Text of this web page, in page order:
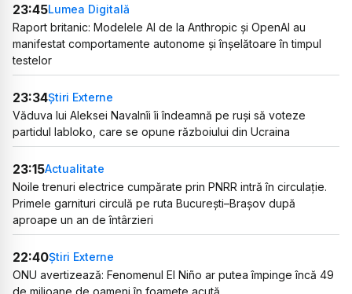
23:45Lumea Digitală
Raport britanic: Modelele AI de la Anthropic și OpenAI au
manifestat comportamente autonome și înșelătoare în timpul
testelor
23:34Știri Externe
Văduva lui Aleksei Navalnîi îi îndeamnă pe ruși să voteze
partidul Iabloko, care se opune războiului din Ucraina
23:15Actualitate
Noile trenuri electrice cumpărate prin PNRR intră în circulație.
Primele garnituri circulă pe ruta București–Brașov după
aproape un an de întârzieri
22:40Știri Externe
ONU avertizează: Fenomenul El Niño ar putea împinge încă 49
de milioane de oameni în foamete acută